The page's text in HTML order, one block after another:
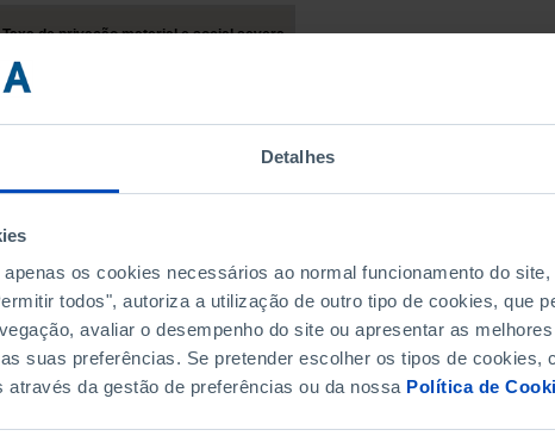
Detalhes
os cookies necessários ao normal funcionamento do
todos", autoriza a utilização de outro tipo de cookies, que
avaliar o desempenho do site ou apresentar as
suas preferências. Se pretender escolher os tipos de cookies,
através da gestão de preferências ou da nossa Política de
Taxa de privação material e social severa
6,0
5,3
4,9
4,3